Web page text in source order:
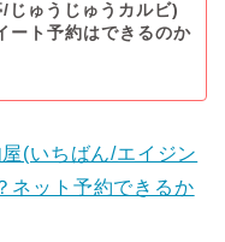
じゅうじゅうカルビ)
ート予約はできるのか
(いちばん/エイジン
ネット予約できるか